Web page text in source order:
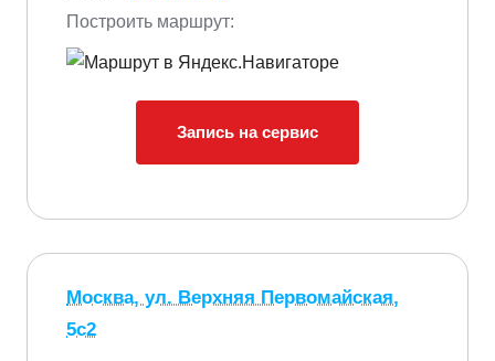
Построить маршрут:
Запись на сервис
Москва, ул. Верхняя Первомайская,
5с2